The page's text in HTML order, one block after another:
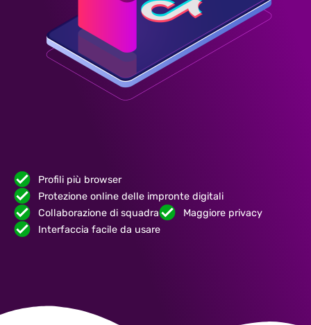
Profili più browser
Protezione online delle impronte digitali
Collaborazione di squadra
Maggiore privacy
Interfaccia facile da usare